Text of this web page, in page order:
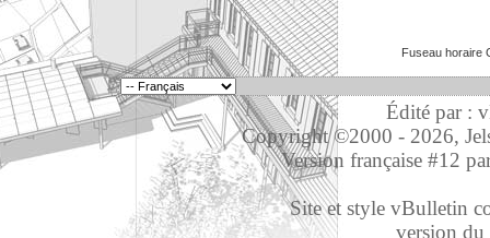
Fuseau horaire
Édité par :
Copyright ©2000 - 2026,
Version française #12
Site et style vBulletin
version